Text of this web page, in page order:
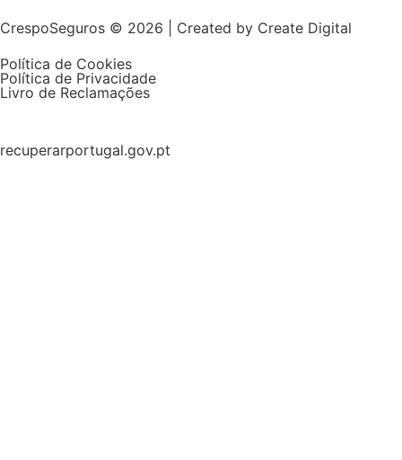
CrespoSeguros © 2026 | Created by Create Digital
Política de Cookies
Política de Privacidade
Livro de Reclamações
recuperarportugal.gov.pt